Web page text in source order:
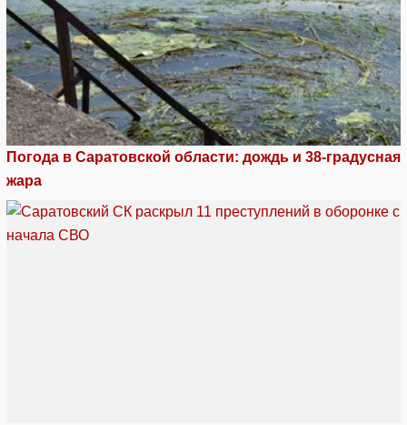
Погода в Саратовской области: дождь и 38-градусная
жара